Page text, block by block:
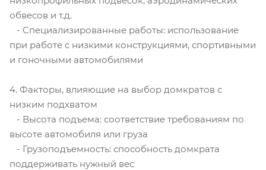
обвесов и т.д.
- Специализированные работы: использование
при работе с низкими конструкциями, спортивными
и гоночными автомобилями
4. Факторы, влияющие на выбор домкратов с
низким подхватом
- Высота подъема: соответствие требованиям по
высоте автомобиля или груза
- Грузоподъемность: способность домкрата
поддерживать нужный вес